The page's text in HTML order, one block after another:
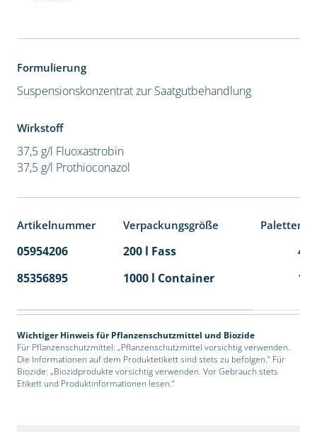
Formulierung
Suspensionskonzentrat zur Saatgutbehandlung
Wirkstoff
37,5 g/l Fluoxastrobin
37,5 g/l Prothioconazol
Artikelnummer Verpackungsgröße
05954206 200 l Fass
4
85356895
1000 l Container 1
Wichtiger Hinweis für Pflanzenschutzmittel und Biozide
Für Pflanzenschutzmittel: „Pflanzenschutzmittel vorsichtig verwenden.
Die Informationen auf dem Produktetikett sind stets zu befolgen.“ Für
Biozide: „Biozidprodukte vorsichtig verwenden. Vor Gebrauch stets
Etikett und Produktinformationen lesen.“